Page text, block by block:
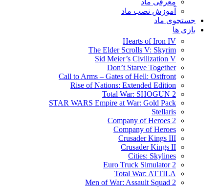
معرفی ماد
آموزش نصب ماد
جستجوی ماد
بازی ها
Hearts of Iron IV
The Elder Scrolls V: Skyrim
Sid Meier’s Civilization V
Don’t Starve Together
Call to Arms – Gates of Hell: Ostfront
Rise of Nations: Extended Edition
Total War: SHOGUN 2
STAR WARS Empire at War: Gold Pack
Stellaris
Company of Heroes 2
Company of Heroes
Crusader Kings III
Crusader Kings II
Cities: Skylines
Euro Truck Simulator 2
Total War: ATTILA
Men of War: Assault Squad 2